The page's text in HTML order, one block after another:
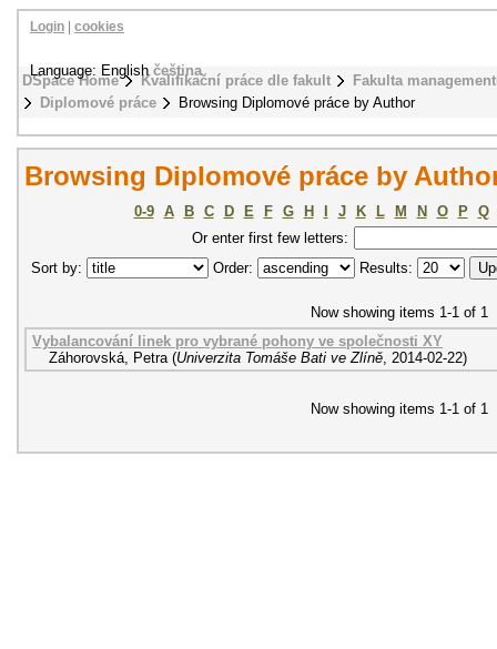
DSpace Home Kvalifikační práce dle fakult
Fakulta
Diplomové práce
Browsing Diplomové práce by Author
Login cookies
Language: Englishčeština
Browsing Diplomové práce by
0-9 A B C D E F G H J K L M N O P
Q
Or enter first few letters:
Sort by:
Order: Results:
Now showing items 1-1 of 1
Vybalancování linek pro vybrané pohony ve společnosti XY
Záhorovská, Petra (Univerzita Tomáše Bati ve Zlíně, 2014-02-22)
Now showing items 1-1 of 1